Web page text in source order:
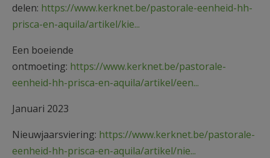
delen: https://www.kerknet.be/pastorale-eenheid-hh-
prisca-en-aquila/artikel/kie...
Een boeiende
ontmoeting: https://www.kerknet.be/pastorale-
eenheid-hh-prisca-en-aquila/artikel/een...
Januari 2023
Nieuwjaarsviering: https://www.kerknet.be/pastorale-
eenheid-hh-prisca-en-aquila/artikel/nie...